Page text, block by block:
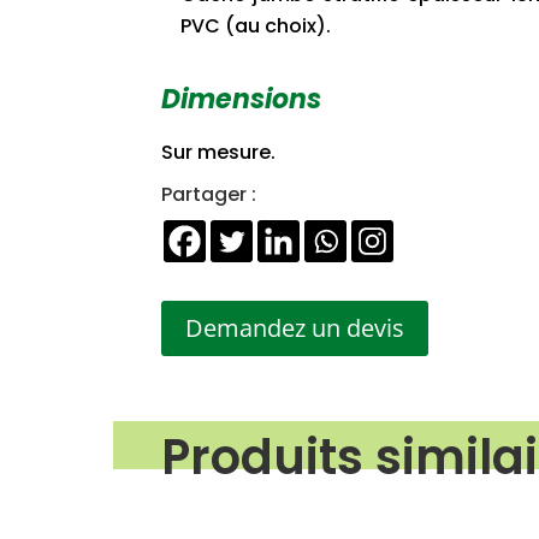
PVC (au choix).
Dimensions
Sur mesure.
Partager :
Demandez un devis
Produits